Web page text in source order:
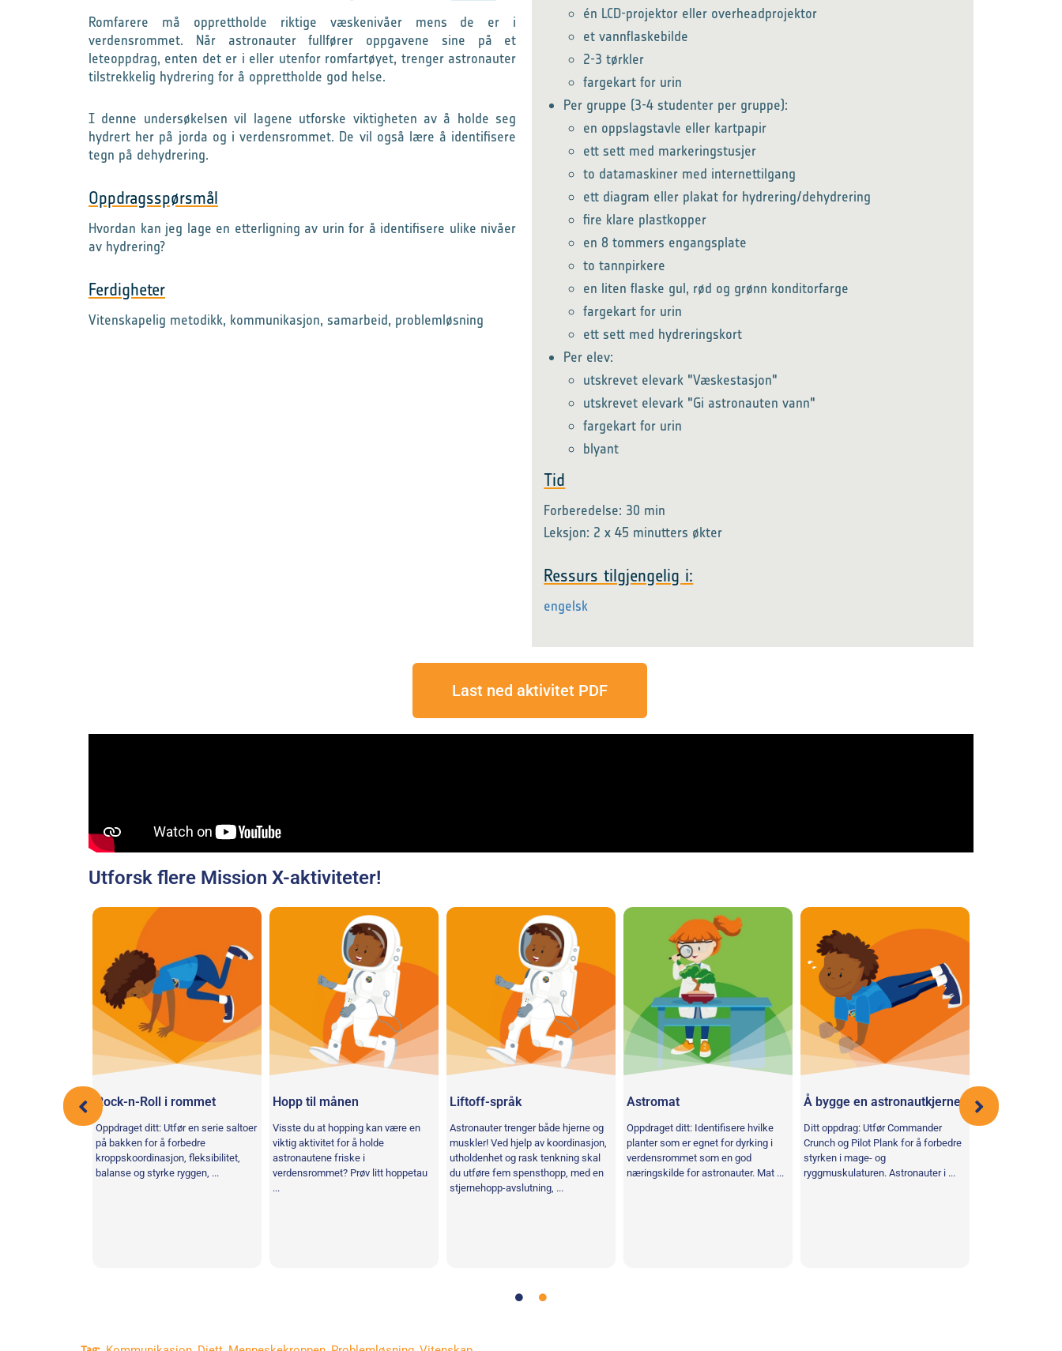
Romfarere må opprettholde riktige væskenivåer mens de er i
verdensrommet. Når astronauter fullfører oppgavene sine på et
leteoppdrag, enten det er i eller utenfor romfartøyet, trenger astronauter
tilstrekkelig hydrering for å opprettholde god helse.
I denne undersøkelsen vil lagene utforske viktigheten av å holde seg
hydrert her på jorda og i verdensrommet. De vil også lære å identifisere
tegn på dehydrering.
Oppdragsspørsmål
Hvordan kan jeg lage en etterligning av urin for å identifisere ulike nivåer
av hydrering?
Ferdigheter
Vitenskapelig metodikk, kommunikasjon, samarbeid, problemløsning
én LCD-projektor eller overheadprojektor
et vannflaskebilde
2-3 tørkler
fargekart for urin
Per gruppe (3-4 studenter per gruppe):
en oppslagstavle eller kartpapir
ett sett med markeringstusjer
to datamaskiner med internettilgang
ett diagram eller plakat for hydrering/dehydrering
fire klare plastkopper
en 8 tommers engangsplate
to tannpirkere
en liten flaske gul, rød og grønn konditorfarge
fargekart for urin
ett sett med hydreringskort
Per elev:
utskrevet elevark "Væskestasjon"
utskrevet elevark "Gi astronauten vann"
fargekart for urin
blyant
Tid
Forberedelse: 30 min
Leksjon: 2 x 45 minutters økter
Ressurs tilgjengelig i:
engelsk
Last ned aktivitet PDF
Utforsk flere Mission X-aktiviteter!
og gjør deg klar
Rock-n-Roll i rommet
Oppdraget ditt: Utfør en serie saltoer
på bakken for å forbedre
kroppskoordinasjon, fleksibilitet,
balanse og styrke ryggen, ...
Hopp til månen
Visste du at hopping kan være en
viktig aktivitet for å holde
astronautene friske i
verdensrommet? Prøv litt hoppetau
...
Liftoff-språk
Astronauter trenger både hjerne og
muskler! Ved hjelp av koordinasjon,
utholdenhet og rask tenkning skal
du utføre fem spensthopp, med en
stjernehopp-avslutning, ...
Astromat
Oppdraget ditt: Identifisere hvilke
planter som er egnet for dyrking i
verdensrommet som en god
næringskilde for astronauter. Mat ...
Å bygge en astronautkjerne
Ditt oppdrag: Utfør Commander
Crunch og Pilot Plank for å forbedre
styrken i mage- og
ryggmuskulaturen. Astronauter i ...
Astroavlinger
Oppdraget ditt: